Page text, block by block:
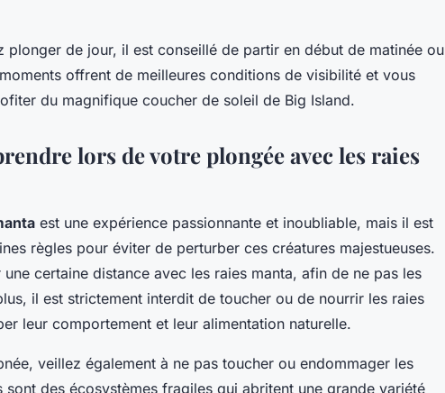
plonger de jour, il est conseillé de partir en début de matinée ou
offrent de meilleures conditions de visibilité et vous
du magnifique coucher de soleil de Big Island.
lors de votre plongée avec les raies
est une expérience passionnante et inoubliable, mais il est
règles pour éviter de perturber ces créatures majestueuses.
certaine distance avec les raies manta, afin de ne pas les
il est strictement interdit de toucher ou de nourrir les raies
leur comportement et leur alimentation naturelle.
veillez également à ne pas toucher ou endommager les
des écosystèmes fragiles qui abritent une grande variété